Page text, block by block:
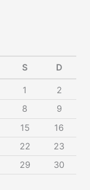
S D
1
2
8
9
15
16
22
23
29
30